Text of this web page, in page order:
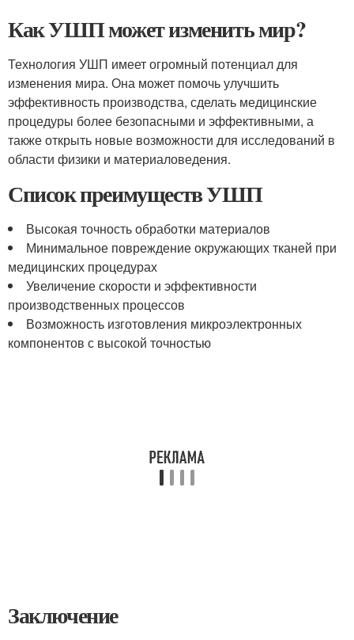
Как УШП может изменить мир?
Технология УШП имеет огромный потенциал для
изменения мира. Она может помочь улучшить
эффективность производства, сделать медицинские
процедуры более безопасными и эффективными, а
также открыть новые возможности для исследований в
области физики и материаловедения.
Список преимуществ УШП
Высокая точность обработки материалов
Минимальное повреждение окружающих тканей при
медицинских процедурах
Увеличение скорости и эффективности
производственных процессов
Возможность изготовления микроэлектронных
компонентов с высокой точностью
Заключение